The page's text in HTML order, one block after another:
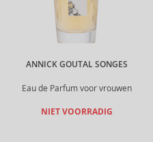
ANNICK GOUTAL SONGES
Eau de Parfum voor vrouwen
NIET VOORRADIG